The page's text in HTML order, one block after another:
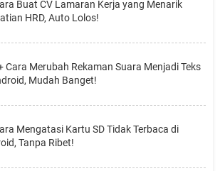
Buat CV Lamaran Kerja yang Menarik
HRD, Auto Lolos!
Cara Merubah Rekaman Suara Menjadi Teks
Mudah Banget!
Mengatasi Kartu SD Tidak Terbaca di
Tanpa Ribet!